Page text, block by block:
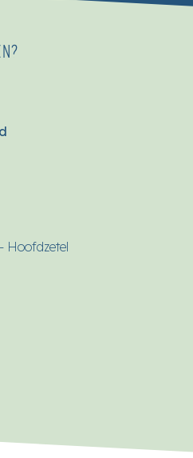
Hoofdzetel